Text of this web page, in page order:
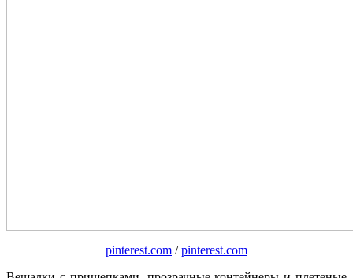
pinterest.com /pinterest.com